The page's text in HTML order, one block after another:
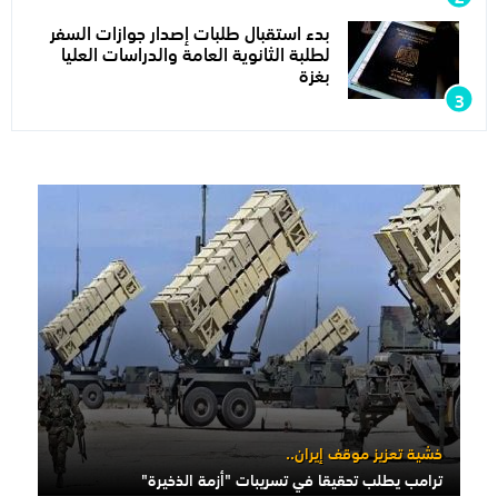
بدء استقبال طلبات إصدار جوازات السفر
لطلبة الثانوية العامة والدراسات العليا
بغزة
خشية تعزيز موقف إيران..
ترامب يطلب تحقيقا في تسريبات "أزمة الذخيرة"